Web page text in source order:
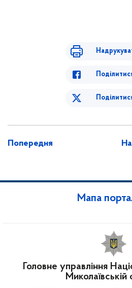
Попередня
Мапа
Головне управління
Миколаївській